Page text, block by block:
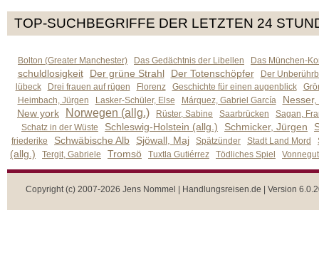
TOP-SUCHBEGRIFFE DER LETZTEN 24
Bolton (Greater Manchester) Das Gedächtnis der Libellen Das München-
schuldlosigkeit Der grüne Strahl Der Totenschöpfer
Der
lübeck
Drei frauen auf rügen Florenz Geschichte für einen augenblick
Heimbach, Jürgen
Lasker-Schüler, Else Márquez, Gabriel García
New york
Norwegen (allg.) Rüster, Sabine Saarbrücken
Sagan,
Schatz in der Wüste
Schleswig-Holstein (allg.) Schmicker, Jürgen
friederike Schwäbische Alb Sjöwall, Maj Spätzünder Stadt Land Mord
(allg.) Tergit, Gabriele Tromsö Tuxtla Gutiérrez Tödliches Spiel
Copyright (c) 2007-2026 Jens Nommel | Handlungsreisen.de | Version